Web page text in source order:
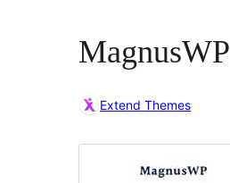
MagnusWP
Extend Themes